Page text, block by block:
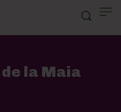
la Maia